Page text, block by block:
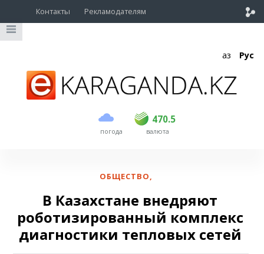
Контакты Рекламодателям
Қаз Рус
погода
470.5
USD 468.5 470.5
EUR валюта
ОБЩЕСТВО,
В Казахстане внедряют
роботизированный комплекс
диагностики тепловых сетей